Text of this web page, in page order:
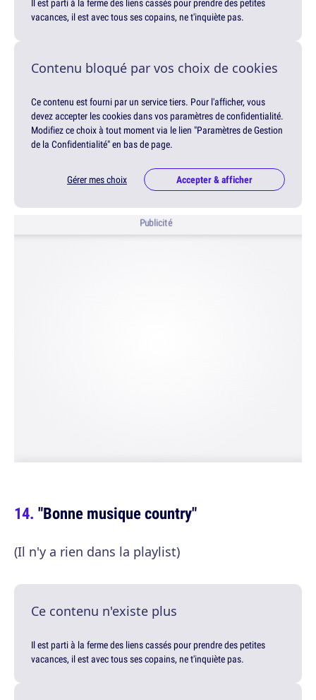
Il est parti à la ferme des liens cassés pour prendre des petites
vacances, il est avec tous ses copains, ne t'inquiète pas.
Contenu bloqué par vos choix de cookies
Ce contenu est fourni par un service tiers. Pour l'afficher, vous
devez accepter les cookies dans vos paramètres de confidentialité.
Modifiez ce choix à tout moment via le lien "Paramètres de Gestion
de la Confidentialité" en bas de page.
Gérer mes choix Accepter & afficher
Publicité
"Bonne musique country"
(Il n'y a rien dans la playlist)
Ce contenu n'existe plus
Il est parti à la ferme des liens cassés pour prendre des petites
vacances, il est avec tous ses copains, ne t'inquiète pas.